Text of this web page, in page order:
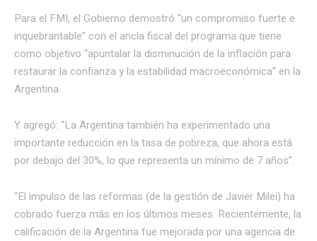
Para el FMI, el Gobierno demostró “un compromiso fuerte e
inquebrantable” con el ancla fiscal del programa que tiene
como objetivo “apuntalar la disminución de la inflación para
restaurar la confianza y la estabilidad macroeconómica” en la
Argentina.
Y agregó: “La Argentina también ha experimentado una
importante reducción en la tasa de pobreza, que ahora está
por debajo del 30%, lo que representa un mínimo de 7 años”.
“El impulso de las reformas (de la gestión de Javier Milei) ha
cobrado fuerza más en los últimos meses. Recientemente, la
calificación de la Argentina fue mejorada por una agencia de